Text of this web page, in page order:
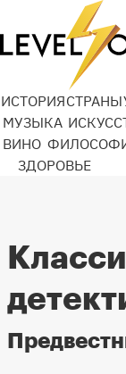
ИСТОРИЯСТРАНЫ
МУЗЫКА
ВИНО
ЗДОРОВЬЕ